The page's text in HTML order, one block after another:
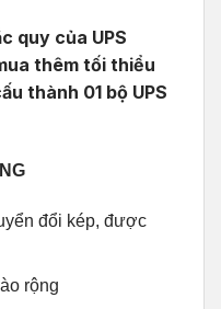
quy của UPS
thêm tối thiểu
thành 01 bộ UPS
đổi kép, được
rộng